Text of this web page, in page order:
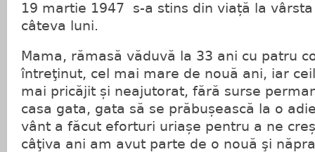
19 martie 1947 s-a stins din viață la
câteva luni.
Mama, rămasă văduvă la 33 ani cu patru
întreţinut, cel mai mare de nouă ani, iar
mai pricăjit și neajutorat, fără surse
casa gata, gata să se prăbușească la o
vânt a făcut eforturi uriașe pentru a ne
câţiva ani am avut parte de o nouă şi